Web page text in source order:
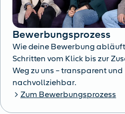
Bewerbungsprozess
Wie deine Bewerbung
Schritten vom Klick bis zur
Weg zu uns – transparent und
nachvollziehbar.
Zum Bewerbungsprozess